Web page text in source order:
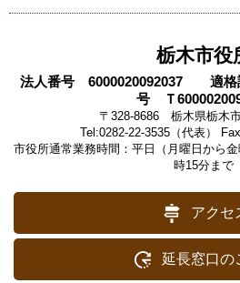
栃木市役
法人番号 6000020092037 適格
号 Ｔ
〒328-8686 栃木県栃木
Tel:0282-22-3535（代表）
市役所通常業務時間：平日（月曜日から
時15分まで
アクセ
延長窓口の